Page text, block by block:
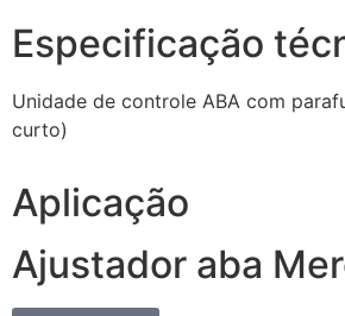
Especificação
Unidade de controle ABA com
curto)
Aplicação
Ajustador aba